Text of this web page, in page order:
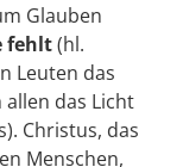
Glauben
fehlt(hl.
Leuten das
das Licht
Christus, das
Menschen,